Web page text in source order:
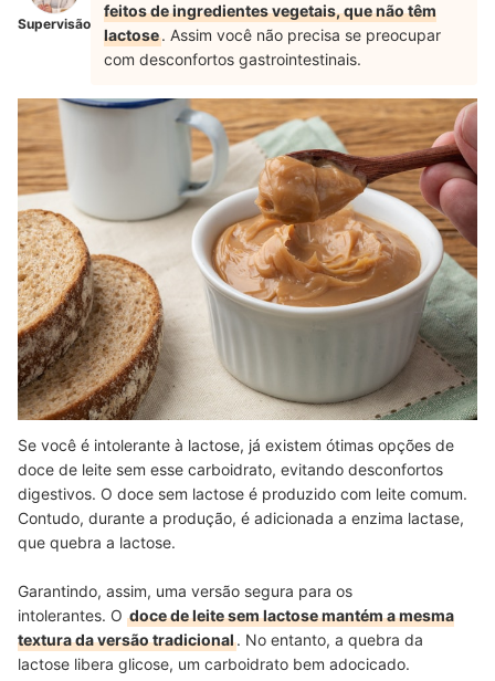
Supervisão
feitos de ingredientes vegetais, que não têm
lactose. Assim você não precisa se preocupar
com desconfortos gastrointestinais.
Se você é intolerante à lactose, já existem ótimas opções de
doce de leite sem esse carboidrato, evitando desconfortos
digestivos. O doce sem lactose é produzido com leite comum.
Contudo, durante a produção, é adicionada a enzima lactase,
que quebra a lactose.
Garantindo, assim, uma versão segura para os
intolerantes. O doce de leite sem lactose mantém a mesma
textura da versão tradicional. No entanto, a quebra da
lactose libera glicose, um carboidrato bem adocicado.